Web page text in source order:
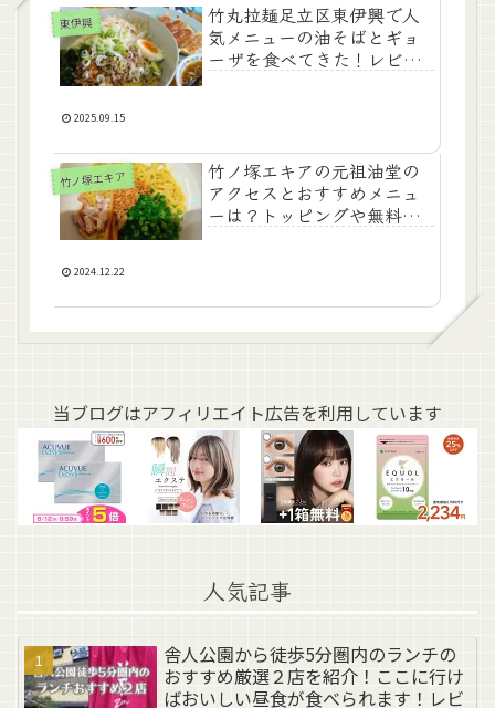
東伊興
竹丸拉麺足立区東伊興で人
気メニューの油そばとギョ
ーザを食べてきた！レビュ
2025.09.15
竹ノ塚エキア
竹ノ塚エキアの元祖油堂の
アクセスとおすすめメニュ
ーは？トッピングや無料ド
2024.12.22
当ブログはアフィリエイト広告を利用しています
人気記事
舎人公園から徒歩5分圏内のランチの
おすすめ厳選２店を紹介！ここに行け
ばおいしい昼食が食べられます！レビ